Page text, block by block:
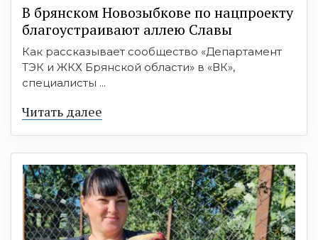
В брянском Новозыбкове по нацпроекту
благоустраивают аллею Славы
Как рассказывает сообщество «Департамент
ТЭК и ЖКХ Брянской области» в «ВК»,
специалисты ...
Читать далее